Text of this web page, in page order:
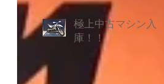
極上中古マシン入
庫！！